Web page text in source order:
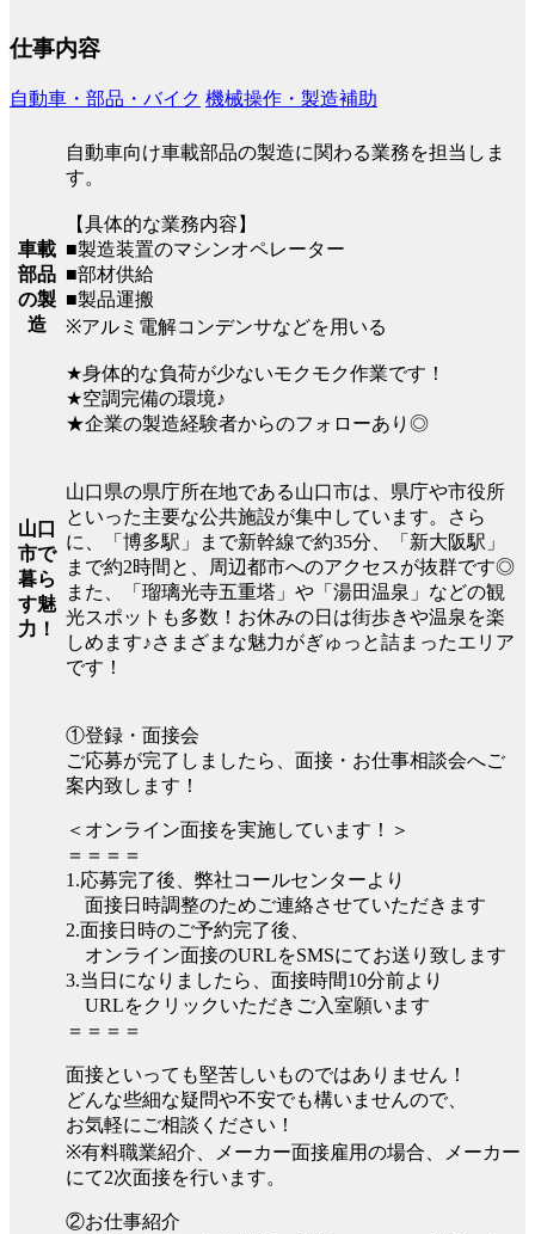
仕事内容
自動車・部品・バイク 機械操作・製造補助
車載
部品
の製
造
自動車向け車載部品の製造に関わる業務を担当しま
す。
【具体的な業務内容】
■製造装置のマシンオペレーター
■部材供給
■製品運搬
※アルミ電解コンデンサなどを用いる
★身体的な負荷が少ないモクモク作業です！
★空調完備の環境♪
★企業の製造経験者からのフォローあり◎
山口
市で
暮ら
す魅
力！
山口県の県庁所在地である山口市は、県庁や市役所
といった主要な公共施設が集中しています。さら
に、「博多駅」まで新幹線で約35分、「新大阪駅」
まで約2時間と、周辺都市へのアクセスが抜群です◎
また、「瑠璃光寺五重塔」や「湯田温泉」などの観
光スポットも多数！お休みの日は街歩きや温泉を楽
しめます♪さまざまな魅力がぎゅっと詰まったエリア
です！
①登録・面接会
ご応募が完了しましたら、面接・お仕事相談会へご
案内致します！
＜オンライン面接を実施しています！＞
＝＝＝＝
1.応募完了後、弊社コールセンターより
面接日時調整のためご連絡させていただきます
2.面接日時のご予約完了後、
オンライン面接のURLをSMSにてお送り致します
3.当日になりましたら、面接時間10分前より
URLをクリックいただきご入室願います
＝＝＝＝
面接といっても堅苦しいものではありません！
どんな些細な疑問や不安でも構いませんので、
お気軽にご相談ください！
※有料職業紹介、メーカー面接雇用の場合、メーカー
にて2次面接を行います。
②お仕事紹介